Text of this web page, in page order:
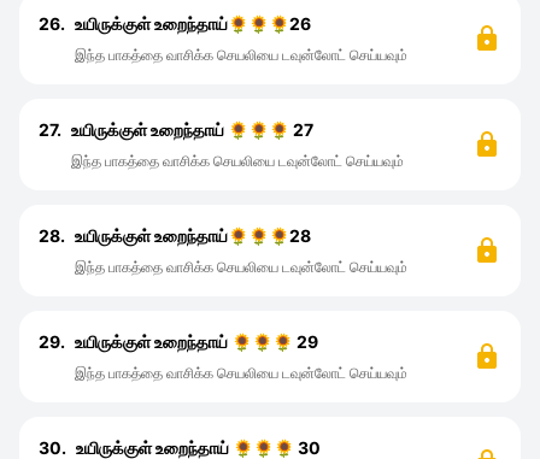
26. உயிருக்குள் உறைந்தாய்🌻🌻🌻26
இந்த பாகத்தை வாசிக்க செயலியை டவுன்லோட் செய்யவும்
27. உயிருக்குள் உறைந்தாய் 🌻🌻🌻 27
இந்த பாகத்தை வாசிக்க செயலியை டவுன்லோட் செய்யவும்
28. உயிருக்குள் உறைந்தாய்🌻🌻🌻28
இந்த பாகத்தை வாசிக்க செயலியை டவுன்லோட் செய்யவும்
29. உயிருக்குள் உறைந்தாய் 🌻🌻🌻 29
இந்த பாகத்தை வாசிக்க செயலியை டவுன்லோட் செய்யவும்
30. உயிருக்குள் உறைந்தாய் 🌻🌻🌻 30